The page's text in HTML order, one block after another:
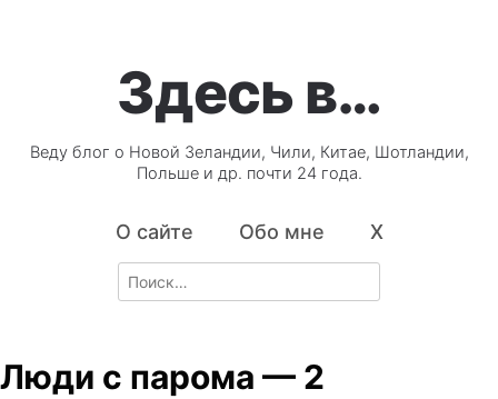
Здесь в…
Веду блог о Новой Зеландии, Чили, Китае, Шотландии,
Польше и др. почти 24 года.
О сайте Обо мне X
Search
for:
Люди с парома — 2